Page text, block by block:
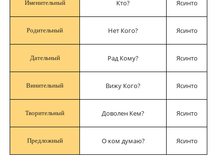
Именительный Кто? Ясинто
Родительный Нет Кого? Ясинто
Дательный Рад Кому? Ясинто
Винительный Вижу Кого? Ясинто
Творительный Доволен Кем? Ясинто
Предложный О ком думаю? Ясинто